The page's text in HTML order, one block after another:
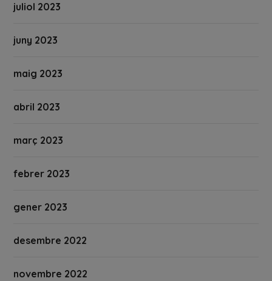
juliol 2023
juny 2023
maig 2023
abril 2023
març 2023
febrer 2023
gener 2023
desembre 2022
novembre 2022